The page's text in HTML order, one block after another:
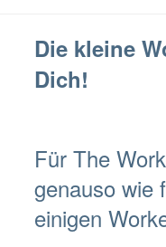
Die kleine
Dich!
Für The
genauso wie
einigen